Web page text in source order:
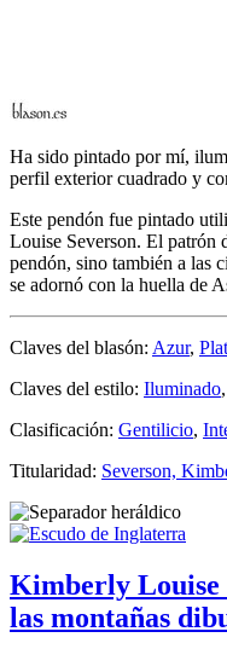
Ha sido pintado por mí,
perfil exterior cuadrado y
Este pendón fue pintado
Louise Severson. El patrón
pendón, sino también a las
se adornó con la huella de
Claves del blasón: Azur,
Claves del estilo: Iluminado,
Clasificación: Gentilicio,
Titularidad: Severson,
Kimberly Louise
las montañas